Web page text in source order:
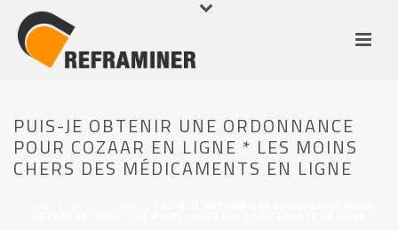
PUIS-JE OBTENIR UNE ORDONNANCE
POUR COZAAR EN LIGNE * LES MOINS
CHERS DES MÉDICAMENTS EN LIGNE